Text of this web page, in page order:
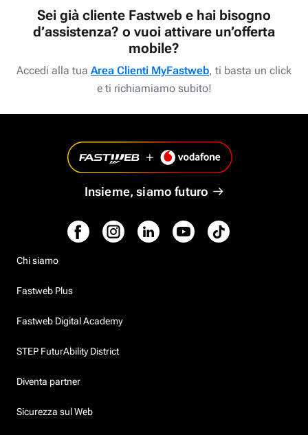
Sei già cliente Fastweb e hai bisogno
d’assistenza? o vuoi attivare un’offerta
mobile?
Accedi alla tua Area Clienti MyFastweb, ti basta un click
e ti richiamiamo subito!
Insieme, siamo futuro
Chi siamo
Fastweb Plus
Fastweb Digital Academy
STEP FuturAbility District
Diventa partner
Sicurezza sul Web